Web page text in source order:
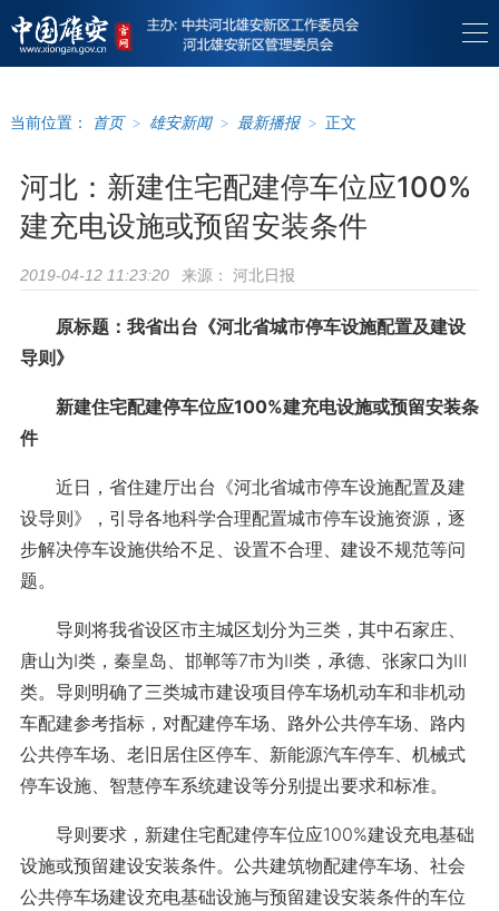
当前位置： 首页 > 雄安新闻 > 最新播报 > 正文
河北：新建住宅配建停车位应100%
建充电设施或预留安装条件
2019-04-12 11:23:20 来源： 河北日报
原标题：我省出台《河北省城市停车设施配置及建设
导则》
新建住宅配建停车位应100%建充电设施或预留安装条
件
近日，省住建厅出台《河北省城市停车设施配置及建
设导则》，引导各地科学合理配置城市停车设施资源，逐
步解决停车设施供给不足、设置不合理、建设不规范等问
题。
导则将我省设区市主城区划分为三类，其中石家庄、
唐山为Ⅰ类，秦皇岛、邯郸等7市为Ⅱ类，承德、张家口为Ⅲ
类。导则明确了三类城市建设项目停车场机动车和非机动
车配建参考指标，对配建停车场、路外公共停车场、路内
公共停车场、老旧居住区停车、新能源汽车停车、机械式
停车设施、智慧停车系统建设等分别提出要求和标准。
导则要求，新建住宅配建停车位应100%建设充电基础
设施或预留建设安装条件。公共建筑物配建停车场、社会
公共停车场建设充电基础设施与预留建设安装条件的车位